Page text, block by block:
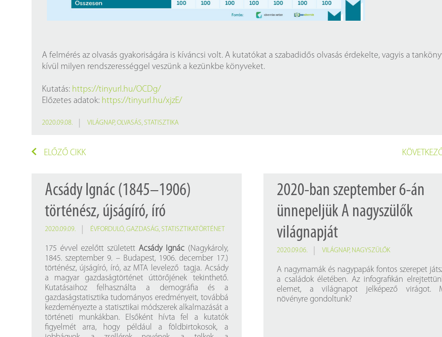
A felmérés az olvasás gyakoriságára is kíváncsi volt. A kutatókat a szabadidős olvasás érdekelte, vagyis a
kívül milyen rendszerességgel veszünk a kezünkbe könyveket.
Kutatás: https://tinyurl.hu/OCDg/
Előzetes adatok: https://tinyurl.hu/xjzE/
2020.09.08. VILÁGNAP, OLVASÁS, STATISZTIKA
ELŐZŐ CIKK
Acsády Ignác (1845–1906)
történész, újságíró, író
2020.09.09. ÉVFORDULÓ, GAZDASÁG, STATISZTIKATÖRTÉNET
175 évvel ezelőtt születettAcsády Ignác(Nagykároly,
1845. szeptember 9. – Budapest, 1906. december 17.)
történész, újságíró, író, az MTA levelező tagja. Acsády
a magyar gazdaságtörténet úttörőjének tekinthető.
Kutatásaihoz felhasználta a demográfia és a
gazdaságstatisztika tudományos eredményeit, továbbá
kezdeményezte a statisztikai módszerek alkalmazását a
történeti munkákban. Elsőként hívta fel a kutatók
figyelmét arra, hogy például a földbirtokosok, a
2020-ban szeptember 6-án
ünnepeljük A nagyszülők
világnapját
2020.09.06. VILÁGNAP, NAGYSZÜLŐK
A nagymamák és nagypapák fontos szerepet
a családok életében. Az infografikán
elemet, a világnapot jelképező virágot.
növényre gondoltunk?